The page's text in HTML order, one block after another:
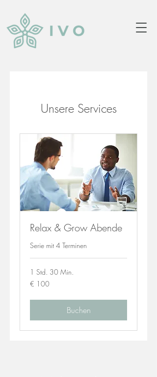
Unsere Services
Relax & Grow Abende
Serie mit 4 Terminen
1 Std. 30 Min.
100
Euro
€ 100
Buchen